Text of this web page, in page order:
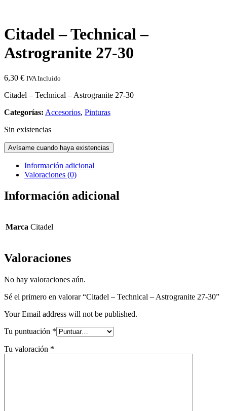
Citadel – Technical –
Astrogranite 27-30
6,30 € IVA Incluido
Citadel – Technical – Astrogranite 27-30
Categorías: Accesorios, Pinturas
Sin existencias
Avísame cuando haya existencias
Información adicional
Valoraciones (0)
Información adicional
Marca Citadel
Valoraciones
No hay valoraciones aún.
Sé el primero en valorar “Citadel – Technical – Astrogranite 27-30”
Your Email address will not be published.
Tu puntuación *
Tu valoración *